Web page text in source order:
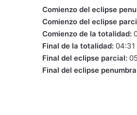
Comienzo del eclipse
Comienzo del eclipse
Comienzo de la totalidad:
Final de la totalidad: 04:31
Final del eclipse parcial:
Final del eclipse